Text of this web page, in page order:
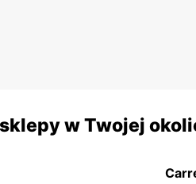
w Twojej